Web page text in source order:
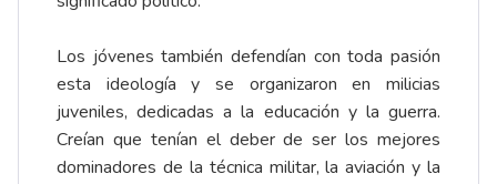
Los jóvenes también defendían con toda pasión
esta ideología y se organizaron en milicias
juveniles, dedicadas a la educación y la guerra.
Creían que tenían el deber de ser los mejores
dominadores de la técnica militar, la aviación y la